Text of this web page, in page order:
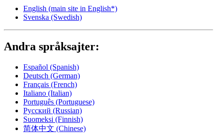
English (main site in English*)
Svenska (Swedish)
Andra språksajter:
Español (Spanish)
Deutsch (German)
Français (French)
Italiano (Italian)
Português (Portuguese)
Русский (Russian)
Suomeksi (Finnish)
简体中文 (Chinese)